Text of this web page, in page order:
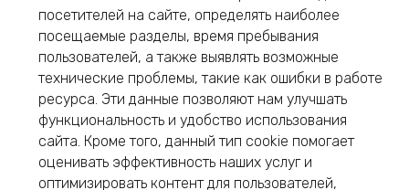
посетителей на сайте, определять наиболее
посещаемые разделы, время пребывания
пользователей, а также выявлять возможные
технические проблемы, такие как ошибки в работе
ресурса. Эти данные позволяют нам улучшать
функциональность и удобство использования
сайта. Кроме того, данный тип cookie помогает
оценивать эффективность наших услуг и
оптимизировать контент для пользователей,